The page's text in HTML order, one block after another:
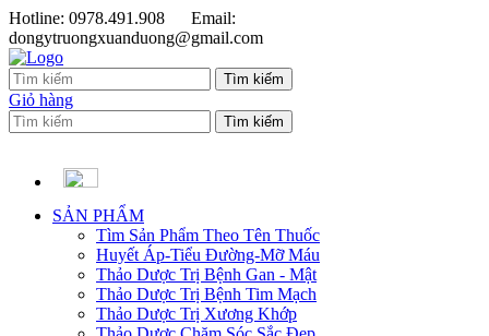
Hotline: 0978.491.908
Email:
dongytruongxuanduong@gmail.com
Giỏ hàng
SẢN PHẨM
Tìm Sản Phẩm Theo Tên Thuốc
Huyết Áp-Tiểu Đường-Mỡ Máu
Thảo Dược Trị Bệnh Gan - Mật
Thảo Dược Trị Bệnh Tim Mạch
Thảo Dược Trị Xương Khớp